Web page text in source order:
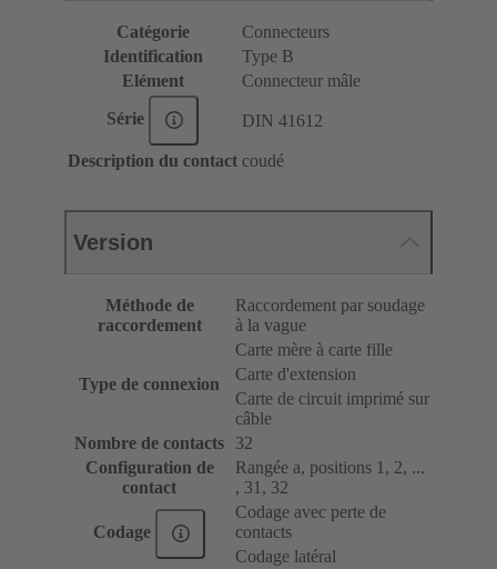
Catégorie
Connecteurs
Identification
Type B
Elément
Connecteur mâle
Série DIN 41612
Description du contact coudé
Version
Méthode de
raccordement
Raccordement par soudage
à la vague
Type de connexion
Carte mère à carte fille
Carte d'extension
Carte de circuit imprimé sur
câble
Nombre de contacts
32
Configuration de
contact
Rangée a, positions 1, 2, ...
, 31, 32
Codage
Codage avec perte de
contacts
Codage latéral